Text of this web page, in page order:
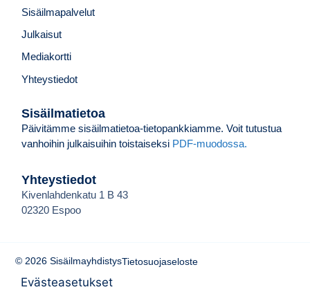
Sisäilmatietoa
Päivitämme sisäilmatietoa-tietopankkiamme. Voit tutustua
vanhoihin julkaisuihin toistaiseksi PDF-muodossa.
Sisäilmapalvelut
Julkaisut
Mediakortti
Yhteystiedot
Yhteystiedot
Kivenlahdenkatu 1 B 43
02320 Espoo
© 2026 SisäilmayhdistysTietosuojaseloste
Evästeasetukset